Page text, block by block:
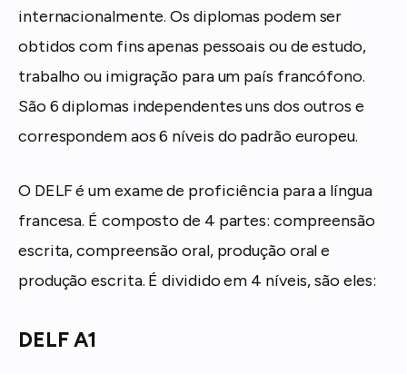
internacionalmente. Os diplomas podem ser
obtidos com fins apenas pessoais ou de estudo,
trabalho ou imigração para um país francófono.
São 6 diplomas independentes uns dos outros e
correspondem aos 6 níveis do padrão europeu.
O DELF é um exame de proficiência para a língua
francesa. É composto de 4 partes: compreensão
escrita, compreensão oral, produção oral e
produção escrita. É dividido em 4 níveis, são eles:
DELF A1